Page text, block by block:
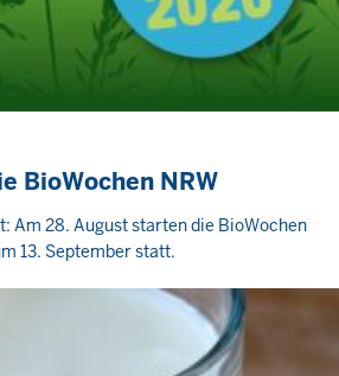
BioWochen NRW
Am 28. August starten die BioWochen
13. September statt.